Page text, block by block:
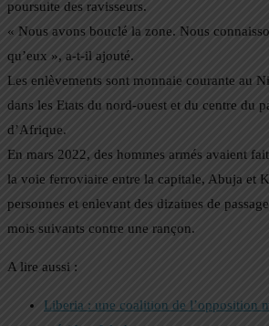
poursuite des ravisseurs.
« Nous avons bouclé la zone. Nous
qu’eux », a-t-il ajouté.
Les enlèvements sont monnaie courante au
dans les Etats du nord-ouest et du centre du
d’Afrique.
En mars 2022, des hommes armés avaient
la voie ferroviaire entre la capitale, Abuja et
personnes et enlevant des dizaines de
mois suivants contre une rançon.
A lire aussi :
Liberia : une coalition de l’opposition